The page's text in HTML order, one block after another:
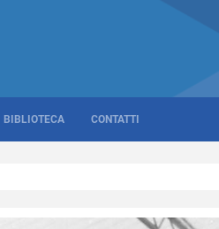
BIBLIOTECA CONTATTI